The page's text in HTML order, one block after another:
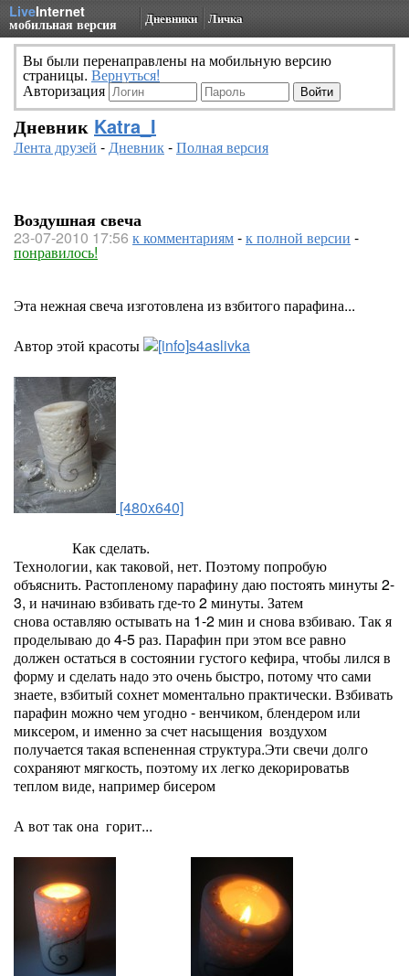
LiveInternet
мобильная версия Дневники Личка
Вы были перенаправлены на мобильную версию
страницы. Вернуться!
Авторизация
Дневник Katra_I
Лента друзей -Дневник-Полная версия
Воздушная свеча
23-07-2010 17:56 к комментариям-к полной версии -
понравилось!
Эта нежная свеча изготовлена из взбитого парафина...
Автор этой красоты
s4aslivka
[480x640]
Как сделать.
Технологии, как таковой, нет. Поэтому попробую
объяснить. Растопленому парафину даю постоять минуты 2-
3, и начинаю взбивать где-то 2 минуты. Затем
снова оставляю остывать на 1-2 мин и снова взбиваю. Так я
проделываю до 4-5 раз. Парафин при этом все равно
должен остаться в состоянии густого кефира, чтобы лился в
форму и сделать надо это очень быстро, потому что сами
знаете, взбитый сохнет моментально практически. Взбивать
парафин можно чем угодно - венчиком, блендером или
миксером, и именно за счет насыщения воздухом
получается такая вспененная структура.Эти свечи долго
сохраняют мягкость, поэтому их легко декорироватьв
теплом виде, например бисером
А вот так она горит...